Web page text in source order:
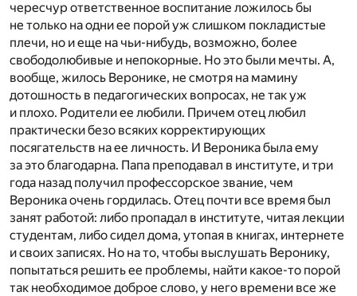
чересчур ответственное воспитание ложилось бы
не только на одни ее порой уж слишком покладистые
плечи, но и еще на чьи-нибудь, возможно, более
свободолюбивые и непокорные. Но это были мечты. А,
вообще, жилось Веронике, не смотря на мамину
дотошность в педагогических вопросах, не так уж
и плохо. Родители ее любили. Причем отец любил
практически безо всяких корректирующих
посягательств на ее личность. И Вероника была ему
за это благодарна. Папа преподавал в институте, и три
года назад получил профессорское звание, чем
Вероника очень гордилась. Отец почти все время был
занят работой: либо пропадал в институте, читая лекции
студентам, либо сидел дома, утопая в книгах, интернете
и своих записях. Но на то, чтобы выслушать Веронику,
попытаться решить ее проблемы, найти какое-то порой
так необходимое доброе слово, у него времени все же